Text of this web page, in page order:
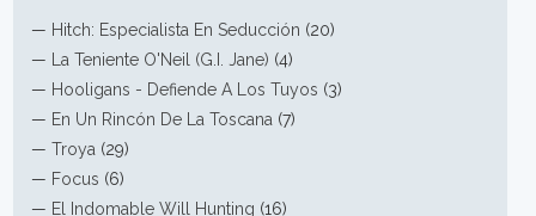
— Hitch: Especialista En Seducción (20)
—
La Teniente O'Neil (G.I. Jane) (4)
— Hooligans - Defiende A Los Tuyos (3)
— En Un Rincón De La Toscana (7)
—Troya (29)
— Focus (6)
— El Indomable Will Hunting (16)